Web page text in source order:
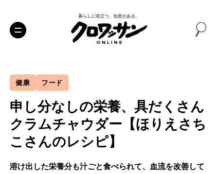
暮らしに役立つ、知恵がある。
健康 フード
申し分なしの栄養、具だくさん
クラムチャウダー【ほりえさち
こさんのレシピ】
溶け出した栄養分も汁ごと食べられて、血流を改善して